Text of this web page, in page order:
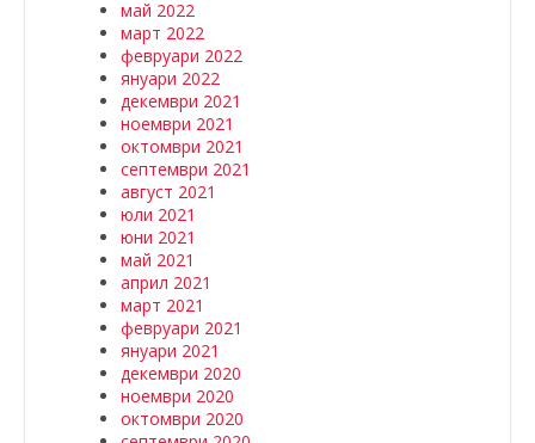
май 2022
март 2022
февруари 2022
януари 2022
декември 2021
ноември 2021
октомври 2021
септември 2021
август 2021
юли 2021
юни 2021
май 2021
април 2021
март 2021
февруари 2021
януари 2021
декември 2020
ноември 2020
октомври 2020